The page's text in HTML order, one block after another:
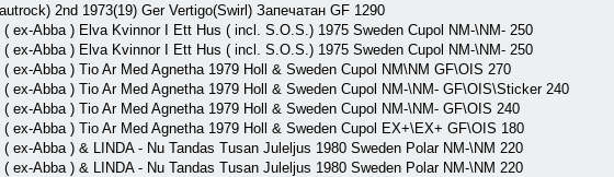
2nd 1973(19) Ger Vertigo(Swirl) Запечатан GF 1290
( ex-Abba ) Elva Kvinnor I Ett Hus ( incl. S.O.S.) 1975 Sweden Cupol NM-\NM- 250
( ex-Abba ) Elva Kvinnor I Ett Hus ( incl. S.O.S.) 1975 Sweden Cupol NM-\NM- 250
ex-Abba ) Tio Ar Med Agnetha 1979 Holl & Sweden Cupol NM\NM GF\OIS 270
ex-Abba ) Tio Ar Med Agnetha 1979 Holl & Sweden Cupol NM-\NM- GF\OIS\Sticker 240
ex-Abba ) Tio Ar Med Agnetha 1979 Holl & Sweden Cupol NM-\NM- GF\OIS 240
ex-Abba ) Tio Ar Med Agnetha 1979 Holl & Sweden Cupol EX+\EX+ GF\OIS 180
ex-Abba ) & LINDA - Nu Tandas Tusan Juleljus 1980 Sweden Polar NM-\NM 220
ex-Abba ) & LINDA - Nu Tandas Tusan Juleljus 1980 Sweden Polar NM-\NM 220